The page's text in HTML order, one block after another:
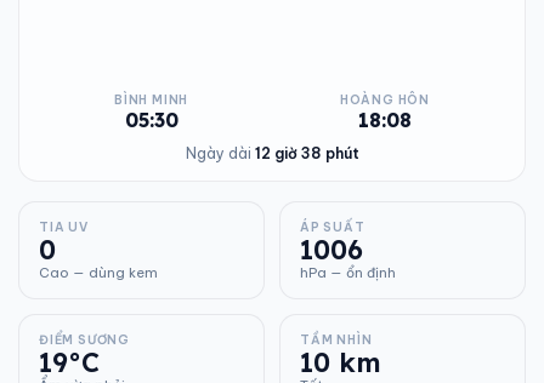
BÌNH MINH
05:30
HOÀNG HÔN
18:08
Ngày dài 12 giờ 38 phút
TIA UV
0
Cao — dùng kem
ÁP SUẤT
1006
hPa — ổn định
ĐIỂM SƯƠNG
19°C
TẦM NHÌN
10 km